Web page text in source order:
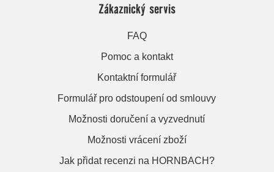
Zákaznický servis
FAQ
Pomoc a kontakt
Kontaktní formulář
Formulář pro odstoupení od smlouvy
Možnosti doručení a vyzvednutí
Možnosti vrácení zboží
Jak přidat recenzi na HORNBACH?